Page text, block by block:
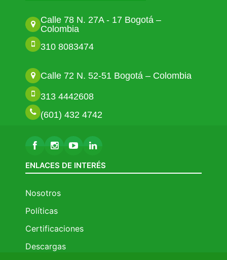
Calle 78 N. 27A - 17 Bogotá –
Colombia
310 8083474
Calle 72 N. 52-51 Bogotá – Colombia
313 4442608
(601) 432 4742
ENLACES DE INTERÉS
Nosotros
Políticas
Certificaciones
Descargas